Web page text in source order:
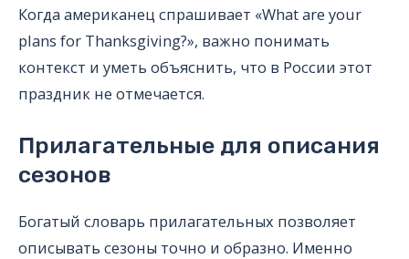
Когда американец спрашивает «What are your
plans for Thanksgiving?», важно понимать
контекст и уметь объяснить, что в России этот
праздник не отмечается.
Прилагательные для описания
сезонов
Богатый словарь прилагательных позволяет
описывать сезоны точно и образно. Именно